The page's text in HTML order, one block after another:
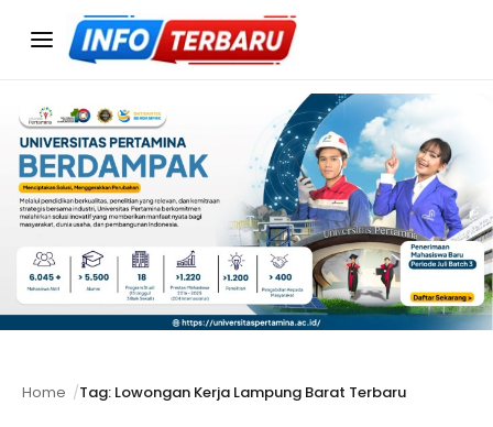
Menu
Home Tag: Lowongan Kerja Lampung Barat Terbaru